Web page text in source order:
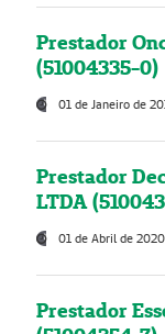
Prestador
(51004335-0)
01 de Janeiro de
Prestador
LTDA
01 de Abril de 2020
Prestador